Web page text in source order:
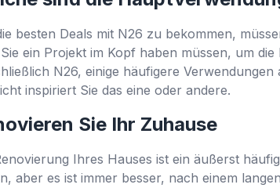
besten Deals mit N26 zu bekommen,
ein Projekt im Kopf haben müssen, um
N26, einige häufigere
inspiriert Sie das eine oder andere.
Sie Ihr Zuhause
Ihres Hauses ist ein äußerst
aber es ist immer besser, nach einem